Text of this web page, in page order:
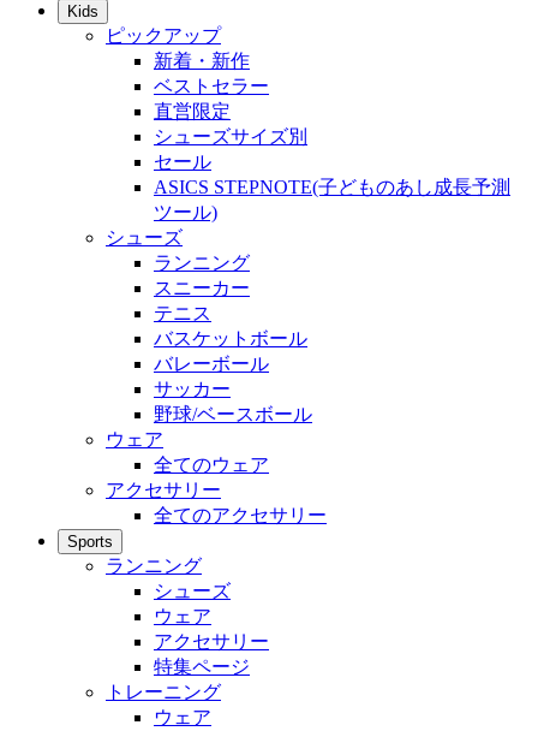
Kids
ピックアップ
新着・新作
ベストセラー
直営限定
シューズサイズ別
セール
ASICS STEPNOTE(子どものあし成長予測
ツール)
シューズ
ランニング
スニーカー
テニス
バスケットボール
バレーボール
サッカー
野球/ベースボール
ウェア
全てのウェア
アクセサリー
全てのアクセサリー
Sports
ランニング
シューズ
ウェア
アクセサリー
特集ページ
トレーニング
ウェア